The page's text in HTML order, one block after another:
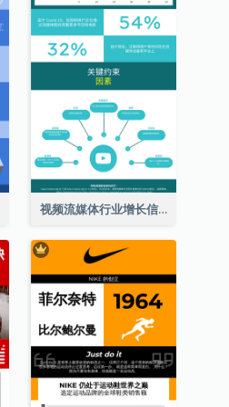
视频流媒体行业增长信息图表